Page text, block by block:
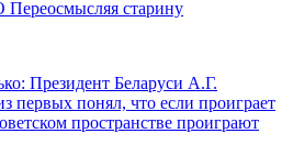
старину
Президент Беларуси А.Г.
первых понял, что если проиграет
пространстве проиграют